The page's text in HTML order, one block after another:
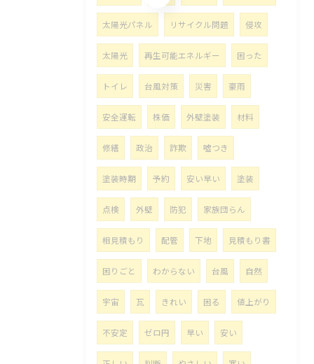
太陽光パネル リサイクル問題 侵攻
太陽光 再生可能エネルギー 困った
トイレ 台風対策 災害 豪雨
安全運転 株価 外壁塗装 材料
修繕 政治 詐欺 噓つき
塗装時期 予約 安い早い 塗装
点検 外壁 防犯 家族団らん
相見積もり 配管 下地 見積もり書
困りごと わからない 台風 自然
宇宙 瓦 きれい 困る 値上がり
不安定 ゼロ円 早い 安い